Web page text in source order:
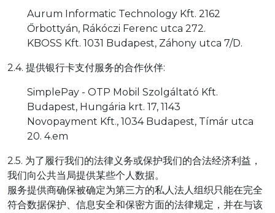
Aurum Informatic Technology Kft. 2162
Őrbottyán, Rákóczi Ferenc utca 272.
KBOSS Kft. 1031 Budapest, Záhony utca 7/D.
2.4. 提供银行卡支付服务的合作伙伴:
SimplePay - OTP Mobil Szolgáltató Kft.
Budapest, Hungária krt. 17, 1143
Novopayment Kft., 1034 Budapest, Tímár utca
20. 4.em
2.5. 为了履行我们的法律义务或保护我们的合法经济利益，
我们向公共当局提供某些个人数据。
服务提供商确保被确定为第三方的私人法人组织只能在完全
符合数据保护、信息安全和保密方面的法律规定，并在与该